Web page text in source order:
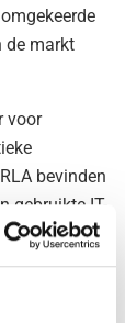
de markt
voor
bevinden
gebruikte IT-